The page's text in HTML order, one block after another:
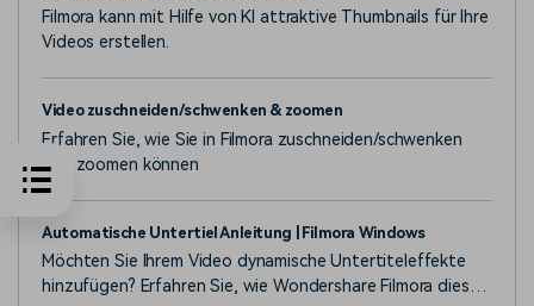
Filmora kann mit Hilfe von KI attraktive Thumbnails für Ihre
Videos erstellen.
Video zuschneiden/schwenken & zoomen
Erfahren Sie, wie Sie in Filmora zuschneiden/schwenken
und zoomen können
Automatische Untertiel Anleitung | Filmora Windows
Möchten Sie Ihrem Video dynamische Untertiteleffekte
hinzufügen? Erfahren Sie, wie Wondershare Filmora dies